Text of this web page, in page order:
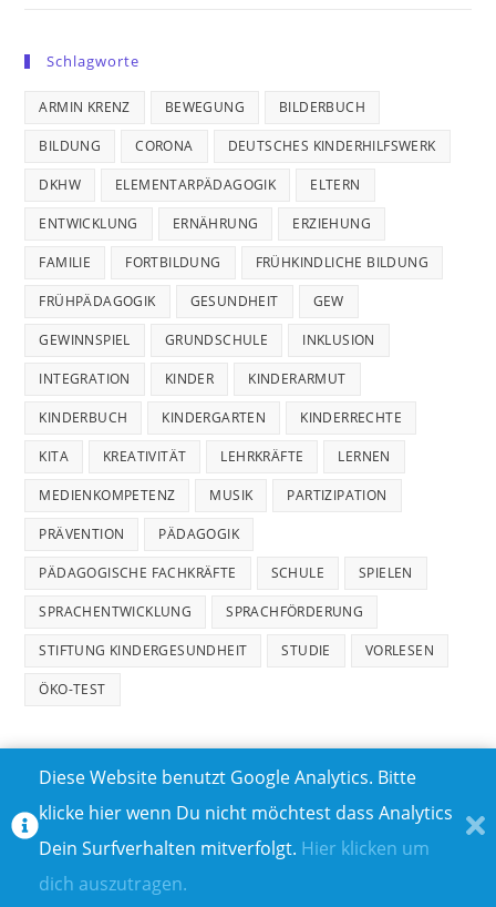
Schlagworte
ARMIN KRENZ BEWEGUNG BILDERBUCH
BILDUNG CORONA DEUTSCHES KINDERHILFSWERK
DKHW ELEMENTARPÄDAGOGIK ELTERN
ENTWICKLUNG ERNÄHRUNG ERZIEHUNG
FAMILIE FORTBILDUNG FRÜHKINDLICHE BILDUNG
FRÜHPÄDAGOGIK GESUNDHEIT GEW
GEWINNSPIEL GRUNDSCHULE INKLUSION
INTEGRATION KINDER KINDERARMUT
KINDERBUCH KINDERGARTEN KINDERRECHTE
KITA KREATIVITÄT LEHRKRÄFTE LERNEN
MEDIENKOMPETENZ MUSIK PARTIZIPATION
PRÄVENTION PÄDAGOGIK
PÄDAGOGISCHE FACHKRÄFTE SCHULE SPIELEN
SPRACHENTWICKLUNG SPRACHFÖRDERUNG
STIFTUNG KINDERGESUNDHEIT STUDIE VORLESEN
ÖKO-TEST
TEILNAHMEBEDINGUNGEN FÜR GEWINNSPIELE
IMPRESSUM
ÜBER UNS I
Diese Website benutzt Google Analytics. Bitte
klicke hier wenn Du nicht möchtest dass Analytics
Dein Surfverhalten mitverfolgt. Hier klicken um
dich auszutragen.